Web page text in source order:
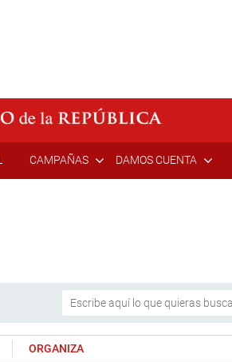
CAMPAÑAS DAMOS CUENTA
ORGANIZA